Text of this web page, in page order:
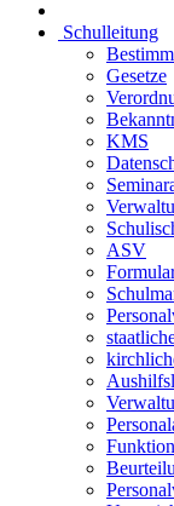
Schulleitung
Gesetze
KMS
ASV